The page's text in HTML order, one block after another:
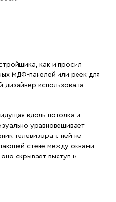
как и просил
МДФ-панелей или реек для
дизайнер использовала
вдоль потолка и
уравновешивает
телевизора с ней не
стене между окнами
скрывает выступ и